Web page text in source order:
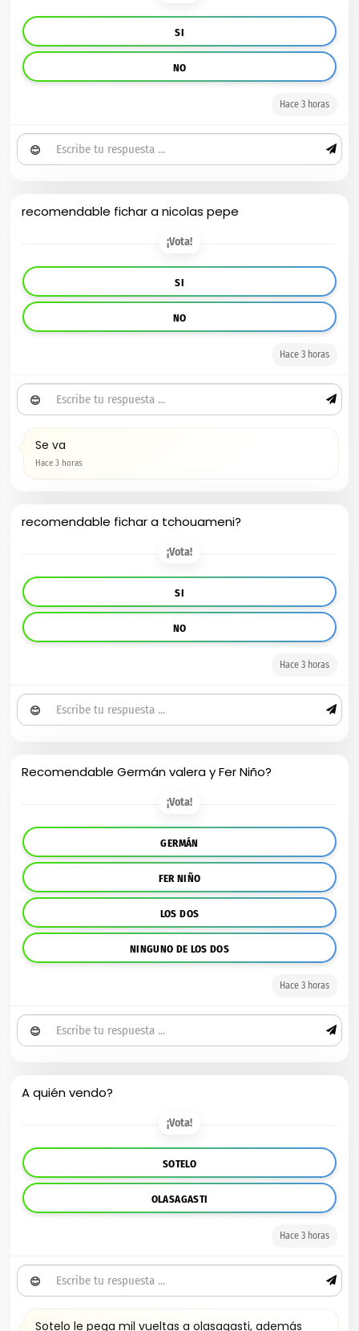
SI
NO
Hace 3 horas
😊
recomendable fichar a nicolas pepe
¡Vota!
SI
NO
Hace 3 horas
😊
Se va
Hace 3 horas
recomendable fichar a tchouameni?
¡Vota!
SI
NO
Hace 3 horas
😊
Recomendable Germán valera y Fer Niño?
¡Vota!
GERMÁN
FER NIÑO
LOS DOS
NINGUNO DE LOS DOS
Hace 3 horas
😊
A quién vendo?
¡Vota!
SOTELO
OLASAGASTI
Hace 3 horas
😊
Sotelo le pega mil vueltas a olasagasti, además